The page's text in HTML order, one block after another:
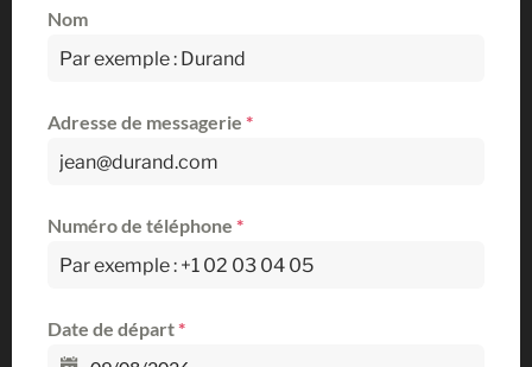
Nom
Adresse de messagerie *
Numéro de téléphone *
Date de départ*